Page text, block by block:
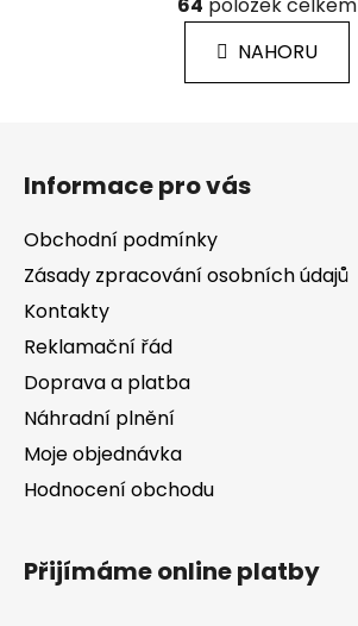
v
l
á
d
k
n
k
NAHORU
Informace pro vás
Obchodní podmínky
Zásady zpracování osobních údajů
Kontakty
Reklamační řád
Doprava a platba
Náhradní plnění
Moje objednávka
Hodnocení obchodu
Přijímáme online platby